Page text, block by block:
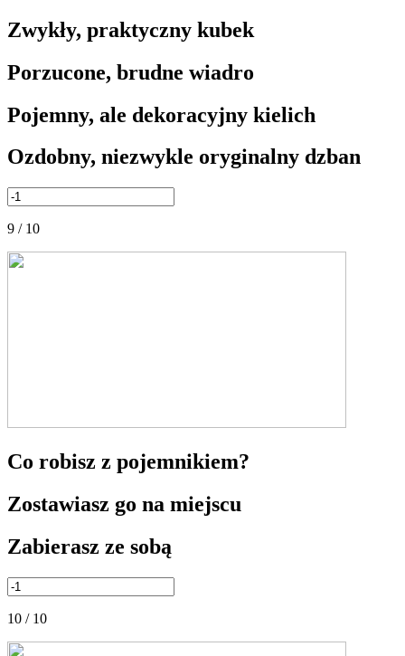
Zwykły, praktyczny kubek
Porzucone, brudne wiadro
Pojemny, ale dekoracyjny kielich
Ozdobny, niezwykle oryginalny dzban
9 / 10
Co robisz z pojemnikiem?
Zostawiasz go na miejscu
Zabierasz ze sobą
10 / 10